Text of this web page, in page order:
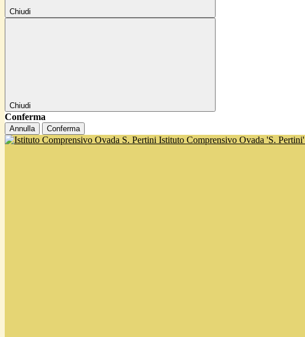
Chiudi
Chiudi
Conferma
Annulla Conferma
Istituto Comprensivo Ovada 'S. Pertini'